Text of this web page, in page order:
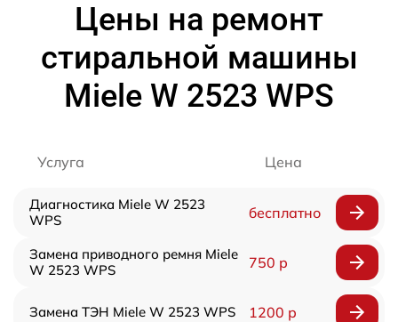
Цены на ремонт
стиральной машины
Miele W 2523 WPS
Услуга Цена
Диагностика Miele W 2523
WPS
бесплатно
Замена приводного ремня Miele
W 2523 WPS
750 р
Замена ТЭН Miele W 2523 WPS 1200 р